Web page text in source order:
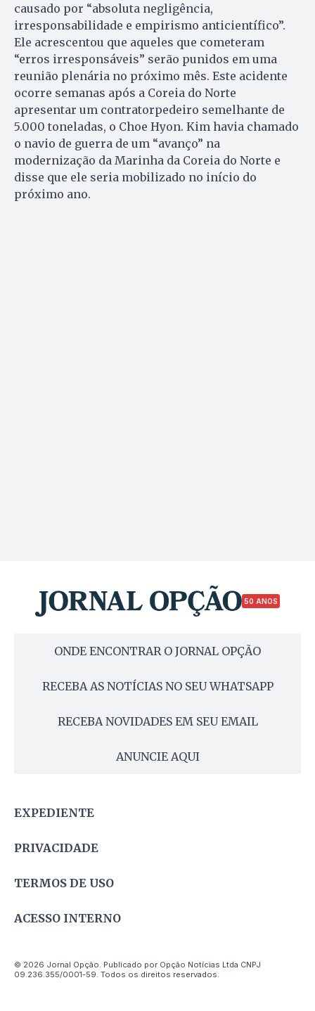
causado por “absoluta negligência,
irresponsabilidade e empirismo anticientífico”.
Ele acrescentou que aqueles que cometeram
“erros irresponsáveis” serão punidos em uma
reunião plenária no próximo mês. Este acidente
ocorre semanas após a Coreia do Norte
apresentar um contratorpedeiro semelhante de
5.000 toneladas, o Choe Hyon. Kim havia chamado
o navio de guerra de um “avanço” na
modernização da Marinha da Coreia do Norte e
disse que ele seria mobilizado no início do
próximo ano.
50 ANOS
ONDE ENCONTRAR O JORNAL OPÇÃO
RECEBA AS NOTÍCIAS NO SEU WHATSAPP
RECEBA NOVIDADES EM SEU EMAIL
ANUNCIE AQUI
EXPEDIENTE
PRIVACIDADE
TERMOS DE USO
ACESSO INTERNO
© 2026 Jornal Opção. Publicado por Opção Notícias Ltda CNPJ
09.236.355/0001-59. Todos os direitos reservados.